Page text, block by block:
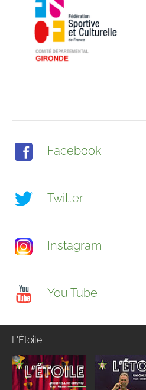
Facebook
Twitter
Instagram
You Tube
L'Étoile